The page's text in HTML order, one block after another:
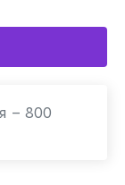
- 800